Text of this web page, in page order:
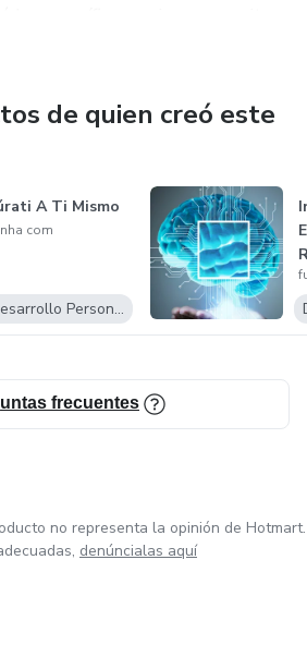
de quien creó este
A Ti Mismo
com
Desarrollo Personal
frecuentes
no representa la opinión de Hotmart.
denúncialas aquí